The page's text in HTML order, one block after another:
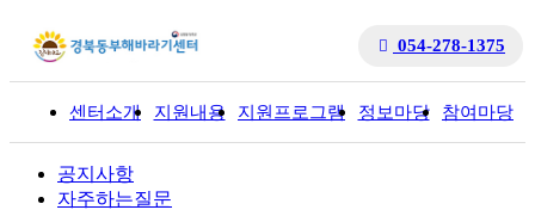
054-278-1375
센터소개 지원내용 지원프로그램 정보마당 참여마당
공지사항
자주하는질문